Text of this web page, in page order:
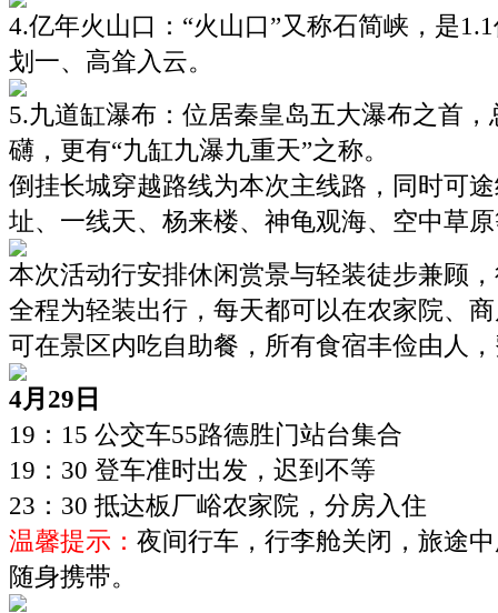
4.亿年火山口：“火山口”又称石简峡，是
划一、高耸入云。
5.九道缸瀑布：位居秦皇岛五大瀑布之首
礴，更有“九缸九瀑九重天”之称。
倒挂长城穿越路线为本次主线路，同时可
址、一线天、杨来楼、神龟观海、空中草
本次活动行安排休闲赏景与轻装徒步兼顾
全程为轻装出行，每天都可以在农家院、
可在景区内吃自助餐，所有食宿丰俭由人
4月29日
19：15 公交车55路德胜门站台集合
19：30 登车准时出发，迟到不等
23：30 抵达板厂峪农家院，分房入住
温馨提示： 夜间行车，行李舱关闭，旅途
随身携带。